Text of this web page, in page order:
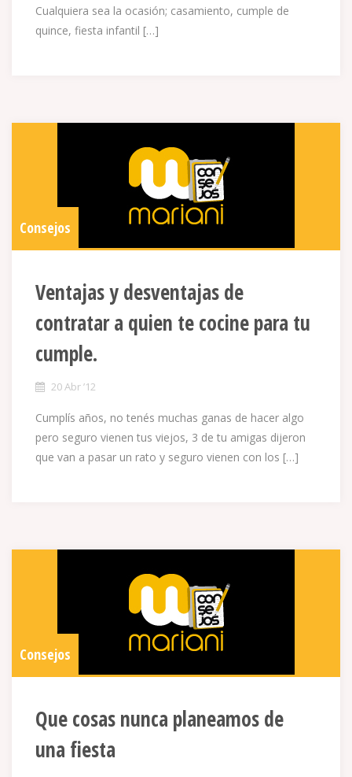
Cualquiera sea la ocasión; casamiento, cumple de
quince, fiesta infantil […]
Consejos
Ventajas y desventajas de
contratar a quien te cocine para tu
cumple.
20 Abr ’12
Cumplís años, no tenés muchas ganas de hacer algo
pero seguro vienen tus viejos, 3 de tu amigas dijeron
que van a pasar un rato y seguro vienen con los […]
Consejos
Que cosas nunca planeamos de
una fiesta